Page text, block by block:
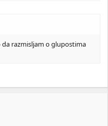
razmisljam o glupostima